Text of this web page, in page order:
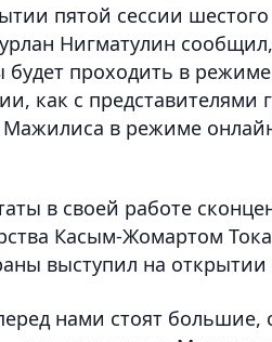
пятой сессии
Нигматулин
будет проходить в
как с
Мажилиса в режиме
в своей работе
Касым-Жомартом
выступил на открытии
нами стоят